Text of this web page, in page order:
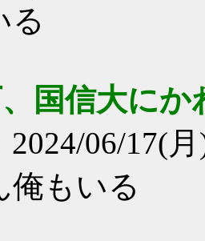
る
国信大に
2024/06/17(
俺もいる